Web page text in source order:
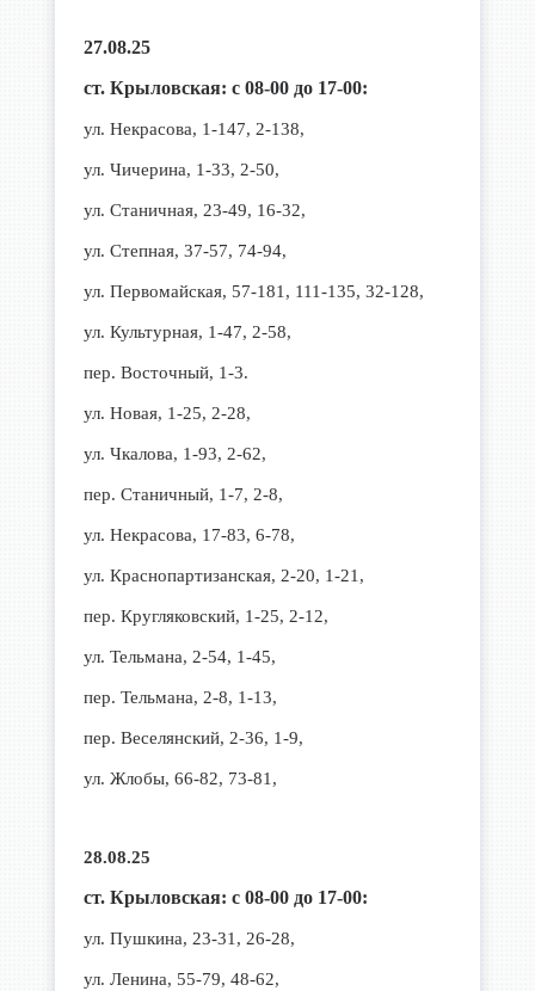
27.08.25
ст. Крыловская: с 08-00 до 17-00:
ул. Некрасова, 1-147, 2-138,
ул. Чичерина, 1-33, 2-50,
ул. Станичная, 23-49, 16-32,
ул. Степная, 37-57, 74-94,
ул. Первомайская, 57-181, 111-135, 32-128,
ул. Культурная, 1-47, 2-58,
пер. Восточный, 1-3.
ул. Новая, 1-25, 2-28,
ул. Чкалова, 1-93, 2-62,
пер. Станичный, 1-7, 2-8,
ул. Некрасова, 17-83, 6-78,
ул. Краснопартизанская, 2-20, 1-21,
пер. Кругляковский, 1-25, 2-12,
ул. Тельмана, 2-54, 1-45,
пер. Тельмана, 2-8, 1-13,
пер. Веселянский, 2-36, 1-9,
ул. Жлобы, 66-82, 73-81,
28.08.25
ст. Крыловская: с 08-00 до 17-00:
ул. Пушкина, 23-31, 26-28,
ул. Ленина, 55-79, 48-62,